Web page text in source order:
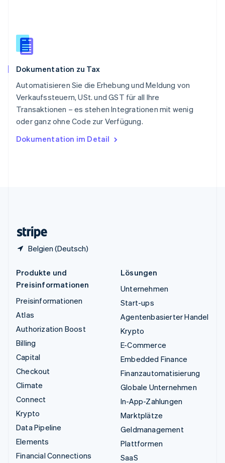
Dokumentation zu Tax
Automatisieren Sie die Erhebung und Meldung von
Verkaufssteuern, USt. und GST für all Ihre
Transaktionen – es stehen Integrationen mit wenig
oder ganz ohne Code zur Verfügung.
Dokumentation im Detail
Belgien (Deutsch)
Sonderverwaltungsregion Hongkong,
China
Spanien
EspañolEnglish
Thailand
Tschechische Republik
English
English
Produkte und
Preisinformationen
Preisinformationen
Atlas
Authorization Boost
Billing
Capital
Checkout
Climate
Connect
Krypto
Data Pipeline
Elements
Financial Connections
Lösungen
Unternehmen
Start-ups
Agentenbasierter Handel
Krypto
E-Commerce
Embedded Finance
Finanzautomatisierung
Globale Unternehmen
In-App-Zahlungen
Marktplätze
Geldmanagement
Plattformen
SaaS